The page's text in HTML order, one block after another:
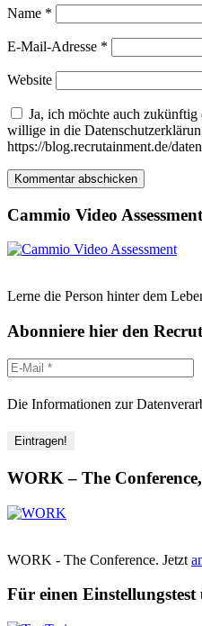
Name *
E-Mail-Adresse *
Website
Ja, ich möchte auch
willige in die
https://blog.recrutainment.de/
Cammio Video Assessment
Lerne die Person hinter dem
Abonniere hier den
Die Informationen zur
WORK – The
WORK - The Conference. Jetzt
Für einen